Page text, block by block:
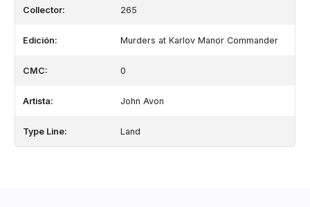
Collector: 265
Edición: Murders at Karlov Manor Commander
CMC: 0
Artista: John Avon
Type Line: Land